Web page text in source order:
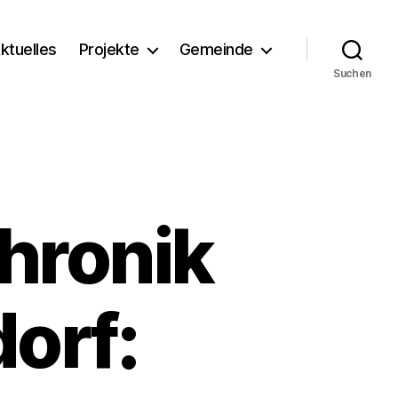
Projekte Gemeinde
Suchen